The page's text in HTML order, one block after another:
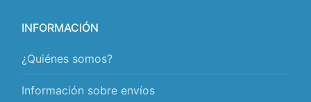
INFORMACIÓN
¿Quiénes somos?
Información sobre envíos